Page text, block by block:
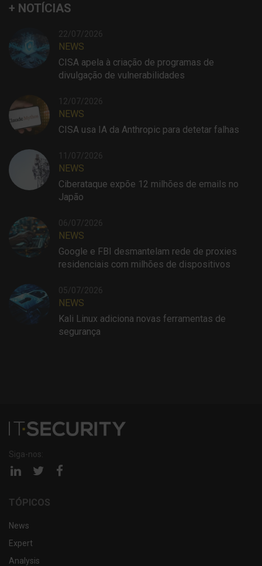
+ NOTÍCIAS
22/07/2026
NEWS
CISA apela à criação de programas de
divulgação de vulnerabilidades
12/07/2026
NEWS
CISA usa IA da Anthropic para detetar falhas
11/07/2026
NEWS
Ciberataque expõe 12 milhões de emails no
Japão
06/07/2026
NEWS
Google e FBI desmantelam rede de proxies
residenciais com milhões de dispositivos
05/07/2026
NEWS
Kali Linux adiciona novas ferramentas de
segurança
Siga-nos:
Página Página
TÓPICOS
News
Expert
Analysis